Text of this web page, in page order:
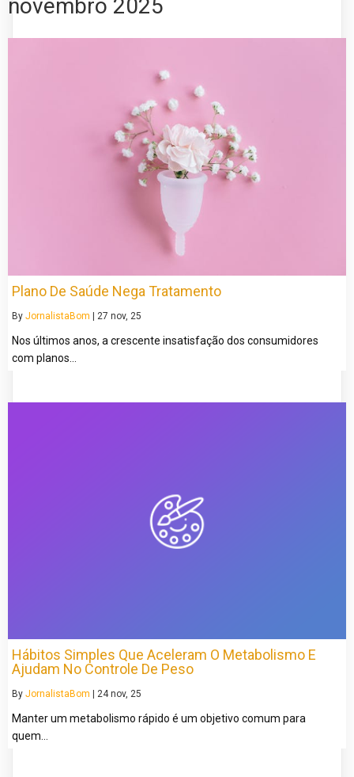
novembro 2025
Plano De Saúde Nega Tratamento
By JornalistaBom | 27 nov, 25
Nos últimos anos, a crescente insatisfação dos consumidores
com planos…
Hábitos Simples Que Aceleram O Metabolismo E
Ajudam No Controle De Peso
By JornalistaBom 24 nov, 25
Manter um metabolismo rápido é um objetivo comum para
quem…